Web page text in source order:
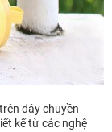
dây chuyền
kế từ các nghệ